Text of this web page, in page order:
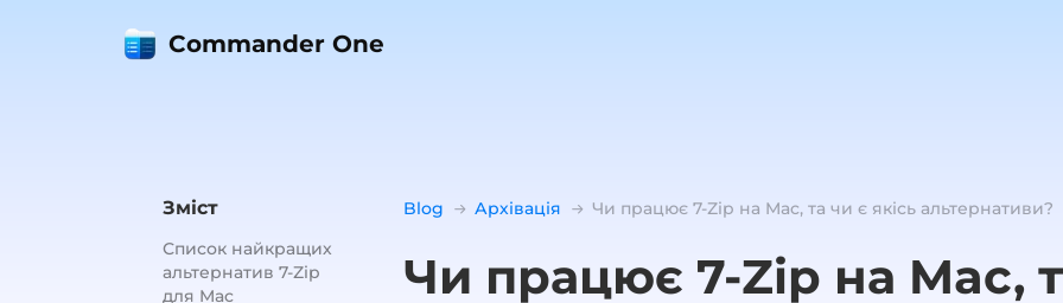
Commander One
Зміст
Список найкращих
альтернатив 7-Zip
для Mac
Blog Архівація Чи працює 7-Zip на Mac, та чи є якісь альтернативи?
Чи працює 7-Zip на Mac,